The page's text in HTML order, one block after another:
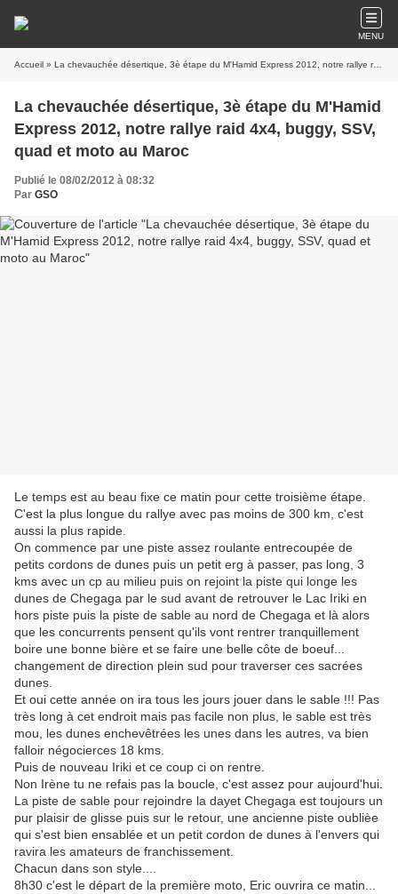
MENU
Accueil » La chevauchée désertique, 3è étape du M'Hamid Express 2012, notre rallye raid 4x4, buggy, SSV, quad et moto au Maroc
La chevauchée désertique, 3è étape du M'Hamid
Express 2012, notre rallye raid 4x4, buggy, SSV,
quad et moto au Maroc
Publié le 08/02/2012 à 08:32
Par GSO
Le temps est au beau fixe ce matin pour cette troisième étape.
C'est la plus longue du rallye avec pas moins de 300 km, c'est
aussi la plus rapide.
On commence par une piste assez roulante entrecoupée de
petits cordons de dunes puis un petit erg à passer, pas long, 3
kms avec un cp au milieu puis on rejoint la piste qui longe les
dunes de Chegaga par le sud avant de retrouver le Lac Iriki en
hors piste puis la piste de sable au nord de Chegaga et là alors
que les concurrents pensent qu'ils vont rentrer tranquillement
boire une bonne bière et se faire une belle côte de boeuf...
changement de direction plein sud pour traverser ces sacrées
dunes.
Et oui cette année on ira tous les jours jouer dans le sable !!! Pas
très long à cet endroit mais pas facile non plus, le sable est très
mou, les dunes enchevêtrées les unes dans les autres, va bien
falloir négocierces 18 kms.
Puis de nouveau Iriki et ce coup ci on rentre.
Non Irène tu ne refais pas la boucle, c'est assez pour aujourd'hui.
La piste de sable pour rejoindre la dayet Chegaga est toujours un
pur plaisir de glisse puis sur le retour, une ancienne piste oublièe
qui s'est bien ensablée et un petit cordon de dunes à l'envers qui
ravira les amateurs de franchissement.
Chacun dans son style....
8h30 c'est le départ de la première moto, Eric ouvrira ce matin...